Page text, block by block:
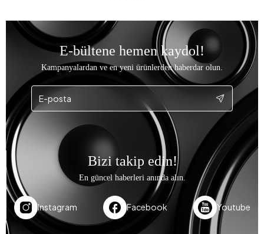
E-bültene hemen kaydol!
Kampanyalardan ve en yeni ürünlerden haberdar olun.
Bizi takip edin!
En güncel haberleri anında alın.
Instagram Facebook Youtube